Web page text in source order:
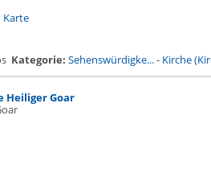
Karte
Kategorie: Sehenswürdigke...- Kirche
Heiliger Goar